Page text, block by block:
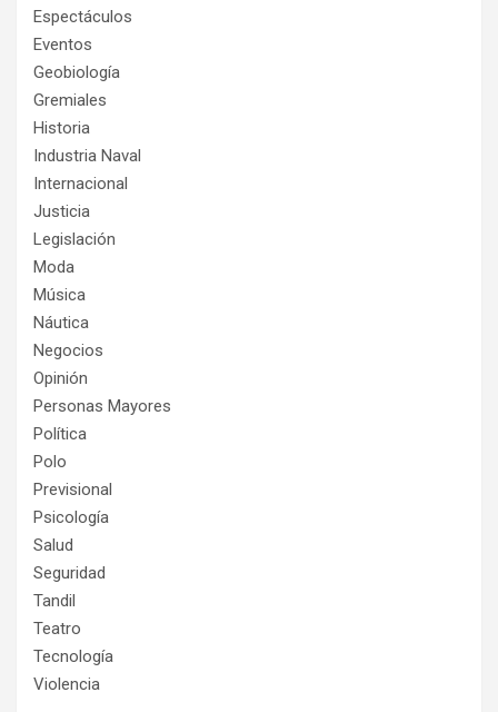
Espectáculos
Eventos
Geobiología
Gremiales
Historia
Industria Naval
Internacional
Justicia
Legislación
Moda
Música
Náutica
Negocios
Opinión
Personas Mayores
Política
Polo
Previsional
Psicología
Salud
Seguridad
Tandil
Teatro
Tecnología
Violencia